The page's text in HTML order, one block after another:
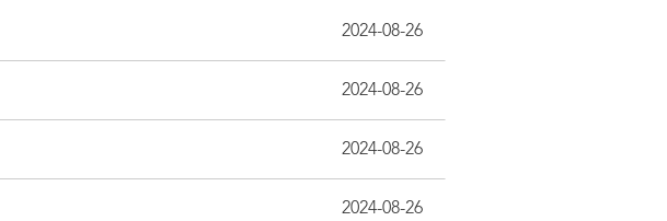
2024-08-26
2024-08-26
2024-08-26
2024-08-26